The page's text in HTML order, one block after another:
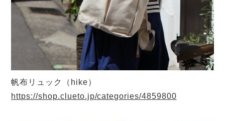
帆布リュック（hike）
https://shop.clueto.jp/categories/4859800